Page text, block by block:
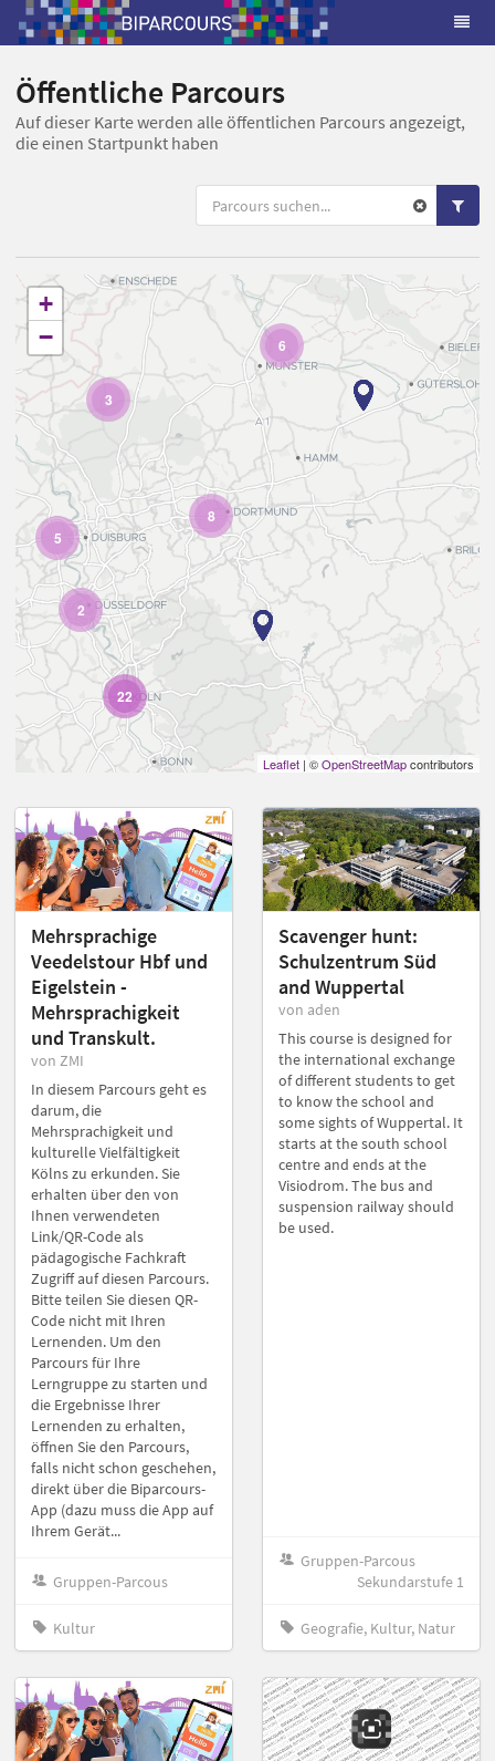
Öffentliche Parcours
Auf dieser Karte werden alle öffentlichen Parcours angezeigt,
die einen Startpunkt haben
6
5
3
8
2
22
+
−
Leaflet | ©OpenStreetMapcontributors
Mehrsprachige
Veedelstour Hbf und
Eigelstein -
Mehrsprachigkeit
und Transkult.
von ZMI
In diesem Parcours geht es
darum, die
Mehrsprachigkeit und
kulturelle Vielfältigkeit
Kölns zu erkunden. Sie
erhalten über den von
Ihnen verwendeten
Link/QR-Code als
pädagogische Fachkraft
Zugriff auf diesen Parcours.
Bitte teilen Sie diesen QR-
Code nicht mit Ihren
Lernenden. Um den
Parcours für Ihre
Lerngruppe zu starten und
die Ergebnisse Ihrer
Lernenden zu erhalten,
öffnen Sie den Parcours,
falls nicht schon geschehen,
direkt über die Biparcours-
App (dazu muss die App auf
Ihrem Gerät...
Gruppen-Parcous
Kultur
Scavenger hunt:
Schulzentrum Süd
and Wuppertal
von aden
This course is designed for
the international exchange
of different students to get
to know the school and
some sights of Wuppertal. It
starts at the south school
centre and ends at the
Visiodrom. The bus and
suspension railway should
be used.
Gruppen-Parcous
Sekundarstufe 1
Geografie, Kultur, Natur